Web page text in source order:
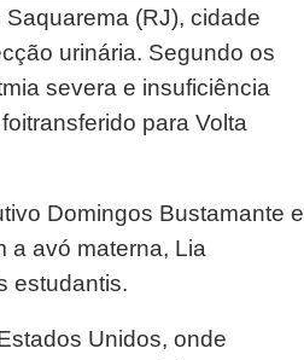
(RJ), cidade
urinária. Segundo os
severa e insuficiência
para Volta
Domingos Bustamante e
a avó materna, Lia
estudantis.
Unidos, onde